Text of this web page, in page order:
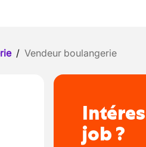
/ Vendeur boulangerie
job ?